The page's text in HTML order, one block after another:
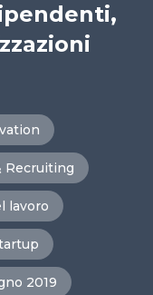
Recruiting
lavoro
2019